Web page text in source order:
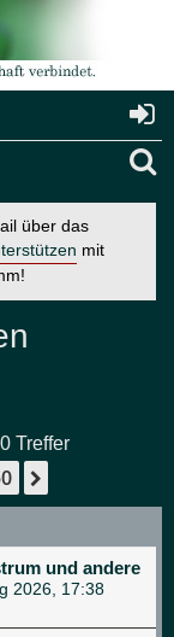
über das
mit
Treffer
und andere
2026, 17:38